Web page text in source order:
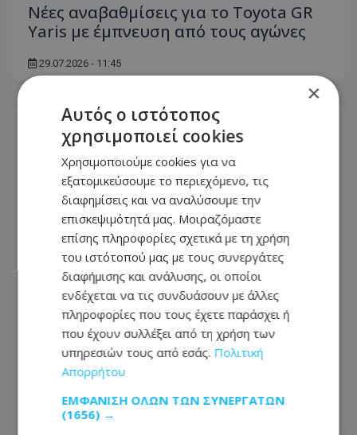
Νέες αναβαθμίσεις για το Toyota GR
Yaris με έμπνευση από τους αγώνες
29.07.2026 - 11:45
Τράπεζα Κύπρου: Καλύτερη Τράπεζα
Υποθεματοφυλακής (Sub-Custodian
Bank) στην Κύπρο για το 2026, από το
27.07.2026 - 12:41
×
Αυτός ο ιστότοπος
χρησιμοποιεί cookies
Χρησιμοποιούμε cookies για να
εξατομικεύσουμε το περιεχόμενο, τις
διαφημίσεις και να αναλύσουμε την
επισκεψιμότητά μας. Μοιραζόμαστε
επίσης πληροφορίες σχετικά με τη χρήση
του ιστότοπού μας με τους συνεργάτες
διαφήμισης και ανάλυσης, οι οποίοι
ενδέχεται να τις συνδυάσουν με άλλες
πληροφορίες που τους έχετε παράσχει ή
που έχουν συλλέξει από τη χρήση των
υπηρεσιών τους από εσάς. Πολιτική
Απορρήτου
ΕΜΦΆΝΙΣΗ ΌΛΩΝ ΤΩΝ ΣΥΝΕΡΓΑΤΏΝ
(1656) →